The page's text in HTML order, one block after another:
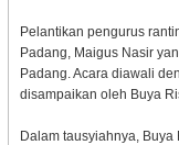
Pelantikan pengurus
Padang, Maigus Nasir
Padang. Acara diawali
disampaikan oleh Buya
Dalam tausyiahnya,